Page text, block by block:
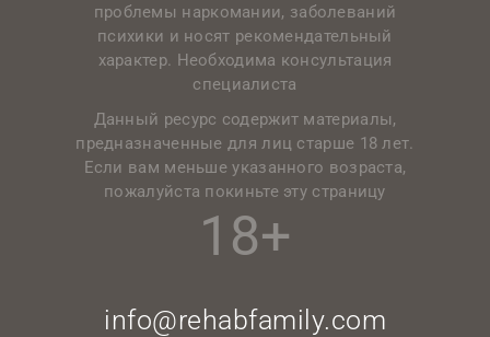
проблемы наркомании, заболеваний
психики и носят рекомендательный
характер. Необходима консультация
специалиста
Данный ресурс содержит материалы,
предназначенные для лиц старше 18 лет.
Если вам меньше указанного возраста,
пожалуйста покиньте эту страницу
18+
info@rehabfamily.com